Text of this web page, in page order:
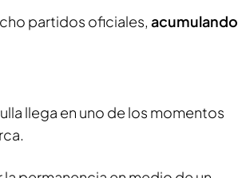
partidos oficiales, acumulando
llega en uno de los momentos